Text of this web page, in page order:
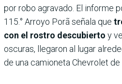
por robo agravado. El informe
115.° Arroyo Porã señala que
con el rostro descubierto y
oscuras, llegaron al lugar
de una camioneta Chevrolet de